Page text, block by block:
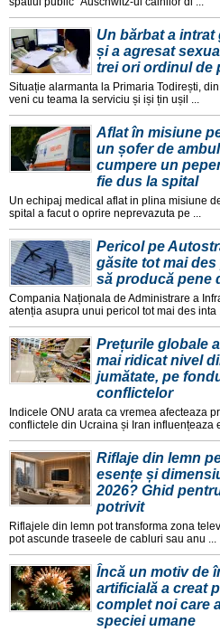
Un bărbat a
și a agresat
trei ori ordinul de
Situație alarmanta la Primaria Todirești,
veni cu teama la serviciu și iși țin ușil ...
Aflat în misiune
un șofer de
cumpere un
fie dus la spital
Un echipaj medical aflat in plina misiune
spital a facut o oprire neprevazuta pe ...
Pericol pe
găsite tot mai
să producă pene
Compania Naționala de Administrare a
atenția asupra unui pericol tot mai des inta
Prețurile globale
mai ridicat nivel
jumătate, pe
conflictelor
Indicele ONU arata ca vremea afecteaza
conflictele din Ucraina și Iran influențeaza
Riflaje din lemn
esențe și
2026? Ghid
potrivit
Riflajele din lemn pot transforma zona
pot ascunde traseele de cabluri sau anu ...
Încă un motiv de
artificială a creat
complet noi care
speciei umane